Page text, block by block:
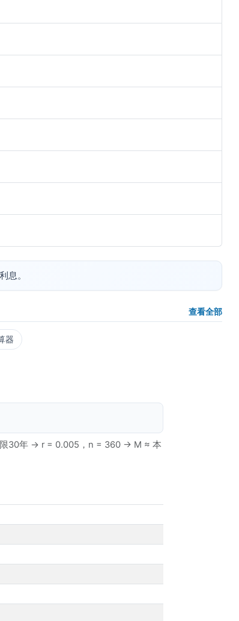
息。
查看全部
器
限30年 → r = 0.005，n = 360 → M ≈ 本